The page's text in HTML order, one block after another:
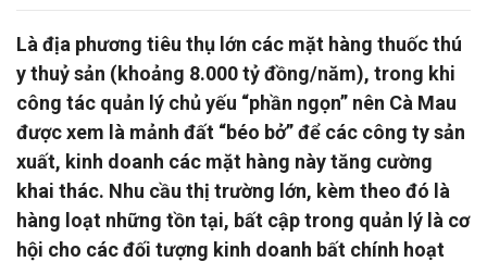
Là địa phương tiêu thụ lớn các mặt hàng thuốc thú
y thuỷ sản (khoảng 8.000 tỷ đồng/năm), trong khi
công tác quản lý chủ yếu “phần ngọn” nên Cà Mau
được xem là mảnh đất “béo bở” để các công ty sản
xuất, kinh doanh các mặt hàng này tăng cường
khai thác. Nhu cầu thị trường lớn, kèm theo đó là
hàng loạt những tồn tại, bất cập trong quản lý là cơ
hội cho các đối tượng kinh doanh bất chính hoạt